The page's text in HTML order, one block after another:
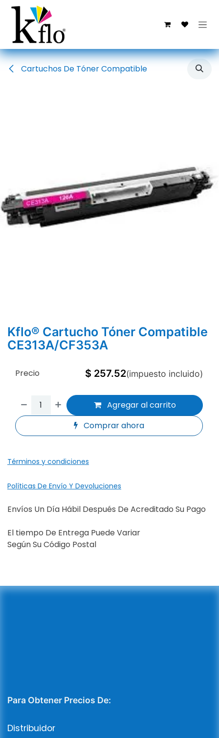
Ir al contenido
Cartuchos De Tóner Compatible
Kflo® Cartucho Tóner Compatible
CE313A/CF353A
Agregar al carrito
Comprar ahora
Precio $ 257.52(impuesto incluido)
Términos y condiciones
Políticas De Envío Y Devoluciones
Envíos Un Día Hábil Después De Acreditado Su Pago
El tiempo De Entrega Puede Variar
Según Su Código Postal
Para Obtener Precios De:
Distribuidor